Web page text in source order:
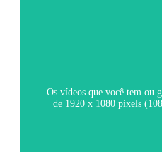
Os vídeos que você tem ou
de 1920 x 1080 pixels